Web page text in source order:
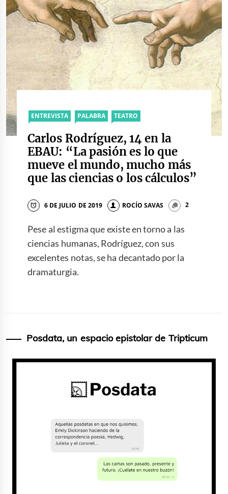
ENTREVISTA PALABRA TEATRO
Carlos Rodríguez, 14 en la
EBAU: “La pasión es lo que
mueve el mundo, mucho más
que las ciencias o los cálculos”
6 DE JULIO DE 2019 ROCÍO SAVAS 2
Pese al estigma que existe en torno a las
ciencias humanas, Rodríguez, con sus
excelentes notas, se ha decantado por la
dramaturgia.
Posdata, un espacio epistolar de Tripticum